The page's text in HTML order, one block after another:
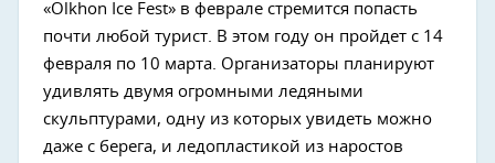
«Olkhon Ice Fest» в феврале стремится попасть
почти любой турист. В этом году он пройдет с 14
февраля по 10 марта. Организаторы планируют
удивлять двумя огромными ледяными
скульптурами, одну из которых увидеть можно
даже с берега, и ледопластикой из наростов